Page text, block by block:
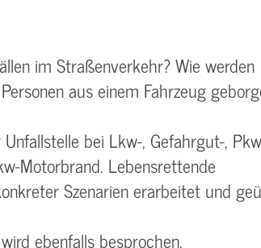
im Straßenverkehr? Wie werden
aus einem Fahrzeug
bei Lkw-, Gefahrgut-,
Motorbrand. Lebensrettende
Szenarien erarbeitet und
ebenfalls besprochen.